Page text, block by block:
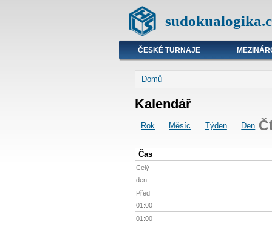
ČESKÉ TURNAJE
Domů
Kalendář
Rok Měsíc Týden Den
Čas
Celý
den
Před
01:00
01:00